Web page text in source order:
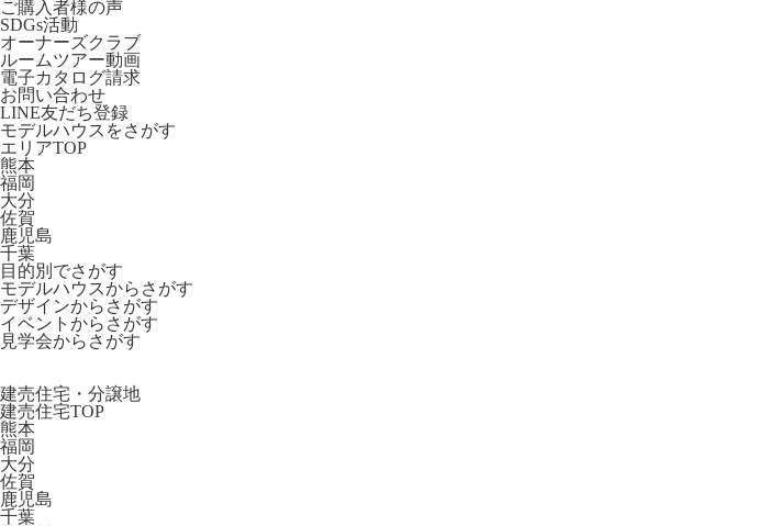
ご購入者様の声
SDGs活動
オーナーズクラブ
ルームツアー動画
電子カタログ請求
お問い合わせ
LINE友だち登録
モデルハウスをさがす
エリアTOP
熊本
福岡
大分
佐賀
鹿児島
千葉
目的別でさがす
モデルハウスからさがす
デザインからさがす
イベントからさがす
見学会からさがす
建売住宅・分譲地
建売住宅TOP
熊本
福岡
大分
佐賀
鹿児島
千葉